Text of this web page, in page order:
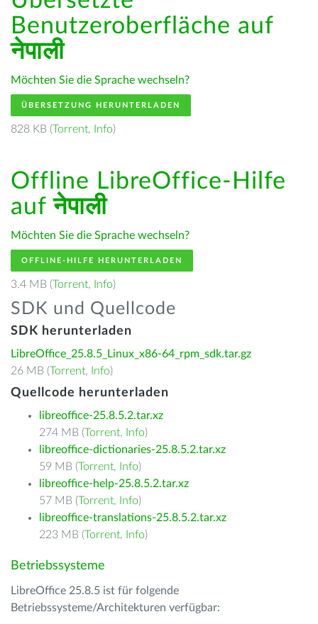
Benutzeroberfläche auf
नेपाली
Möchten Sie die Sprache wechseln?
ÜBERSETZUNG HERUNTERLADEN
828 KB (Torrent, Info)
Offline LibreOffice-Hilfe
aufनेपाली
Möchten Sie die Sprache wechseln?
OFFLINE-HILFE HERUNTERLADEN
3.4 MB (Torrent, Info)
SDK und Quellcode
SDK herunterladen
LibreOffice_25.8.5_Linux_x86-64_rpm_sdk.tar.gz
26 MB (Torrent, Info)
Quellcode herunterladen
libreoffice-25.8.5.2.tar.xz
274 MB (Torrent, Info)
libreoffice-dictionaries-25.8.5.2.tar.xz
59 MB (Torrent, Info)
libreoffice-help-25.8.5.2.tar.xz
57 MB (Torrent, Info)
libreoffice-translations-25.8.5.2.tar.xz
223 MB (Torrent, Info)
Betriebssysteme
LibreOffice 25.8.5 ist für folgende
Betriebssysteme/Architekturen verfügbar: